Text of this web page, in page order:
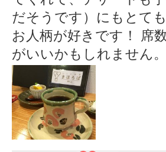
だそうです）にもとて
お人柄が好きです！ 席
がいいかもしれません。